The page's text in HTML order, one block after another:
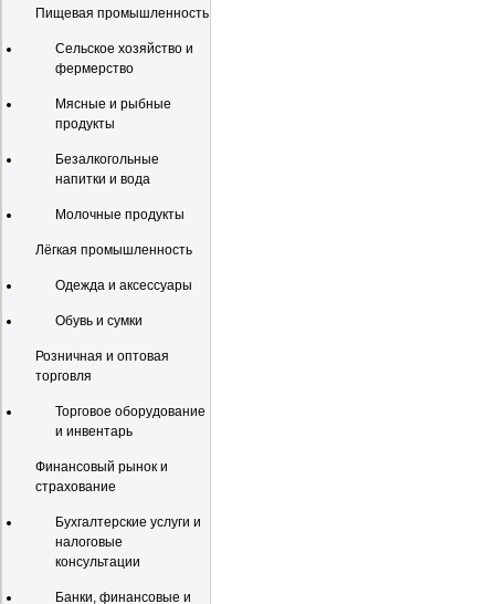
Пищевая промышленность
Сельское хозяйство и
фермерство
Мясные и рыбные
продукты
Безалкогольные
напитки и вода
Молочные продукты
Лёгкая промышленность
Одежда и аксессуары
Обувь и сумки
Розничная и оптовая
торговля
Торговое оборудование
и инвентарь
Финансовый рынок и
страхование
Бухгалтерские услуги и
налоговые
консультации
Банки, финансовые и